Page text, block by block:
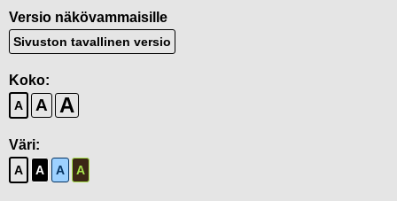
Versio näkövammaisille
Sivuston tavallinen versio
Koko:
A A A
Väri:
A A A A